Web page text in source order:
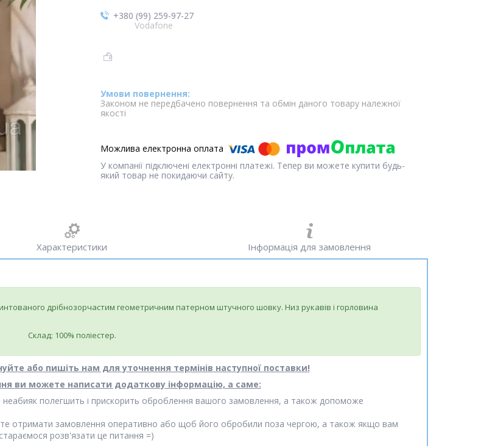
+380 (99) 259-97-27
Vodafone
Законом не передбачено повернення та обмін даного товару належної
якості
У компанії підключені електронні платежі. Тепер ви можете купити будь-
який товар не покидаючи сайту.
Характеристики Інформація для замовлення
дрібнозорчастим геометричним патерном штучного шовку. Низ рукавів і горловина
Склад: 100% поліестер.
або пишіть нам для уточнення термінів наступної поставки!
ви можете написати додаткову інформацію, а саме:
неабияк полегшить і прискорить оброблення вашого замовлення, а також допоможе
отримати замовлення оперативно або щоб його обробили поза чергою, а також якщо вам
розв'язати це питання =)